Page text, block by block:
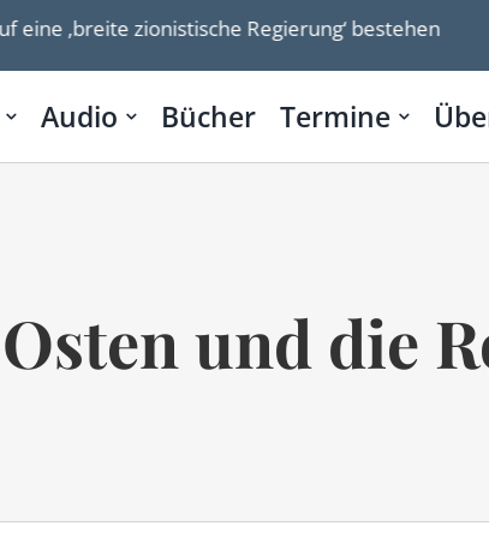
zionistische Regierung‘ bestehen
Audio Bücher Termine
und die